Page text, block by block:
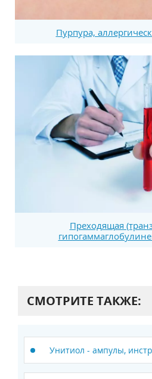
Пурпура,
Преходящая
СМОТРИТЕ ТАКЖЕ:
Унитиол - ампулы,